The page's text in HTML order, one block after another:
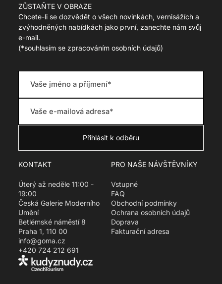
ZŮSTAŇTE V OBRAZE
Chcete-li se dozvědět o všech novinkách, vernisážích a
zvýhodněných nabídkách jako první, zanechte nám svůj
e-mail.
(*souhlasím se zpracováním osobních údajů)
KONTAKT
Úterý až neděle 11:00 -
19:00
Česká Galerie Moderního
Umění
Betlémské náměstí 8
Praha 1, 110 00
info@goma.cz
+420 724 212 691
PRO NAŠE NÁVŠTĚVNÍKY
Vstupné
FAQ
Obchodní podmínky
Ochrana osobních údajů
Doprava
Fakturační adresa